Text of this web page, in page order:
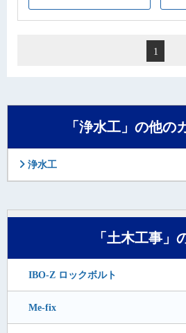
1
「浄水工」の他の
浄水工
「土木工事」
IBO-Z ロックボルト
Me-fix